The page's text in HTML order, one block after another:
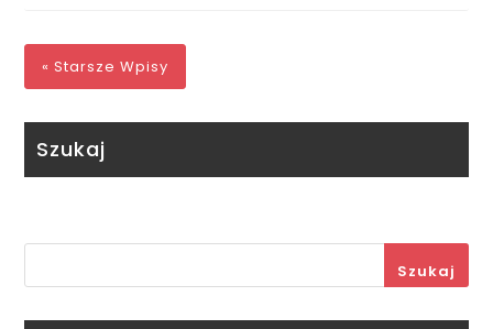
« Starsze Wpisy
Szukaj
Szukaj